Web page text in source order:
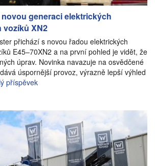
generaci elektrických
XN2
přichází s novou řadou elektrických
E45–70XN2 a na první pohled je vidět, že
úprav. Novinka navazuje na osvědčené
úspornější provoz, výrazně lepší výhled
příspěvek